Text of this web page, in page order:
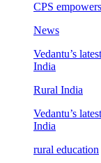
CPS
News
Vedantu’s
India
Rural India
Vedantu’s
India
rural education